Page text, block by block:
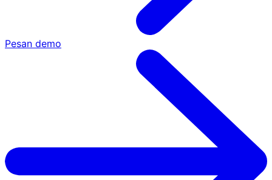
Pesan demo